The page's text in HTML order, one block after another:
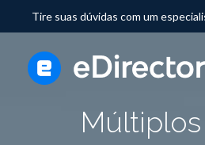
Tire suas dúvidas com um